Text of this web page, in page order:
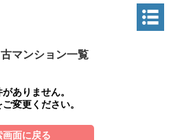
マンション一覧
ありません。
変更ください。
画面に戻る